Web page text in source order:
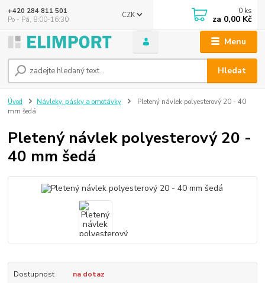
Menu
CZK
Hledat
+420 284 811 501
Po - Pá, 8:00-16:30
0 ks
za 0,00 Kč
Úvod Návleky, pásky a omotávky
Pletený návlek polyesterový 20 - 40
mm šedá
Pletený návlek polyesterový 20 -
40 mm šedá
Dostupnost na dotaz